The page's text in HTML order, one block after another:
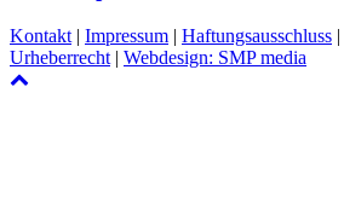
Kontakt | Impressum | Haftungsausschluss |
Urheberrecht | Webdesign: SMP media